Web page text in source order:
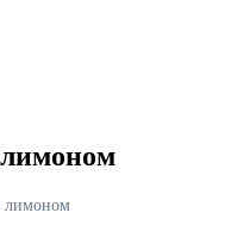
лимоном